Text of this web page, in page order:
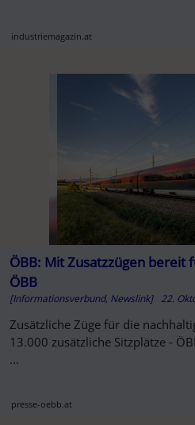
industriemagazin.at
ÖBB: Mit Zusatzzügen bereit
ÖBB
[Informationsverbund, Newslink] 22.
Zusätzliche Züge für die
13.000 zusätzliche Sitzplätze -
...
presse-oebb.at